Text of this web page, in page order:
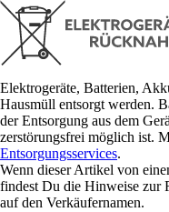
Elektrogeräte, Batterien,
Hausmüll entsorgt werden.
der Entsorgung aus dem
zerstörungsfrei möglich ist.
Entsorgungsservices.
Wenn dieser Artikel von
findest Du die Hinweise zur
auf den Verkäufernamen.